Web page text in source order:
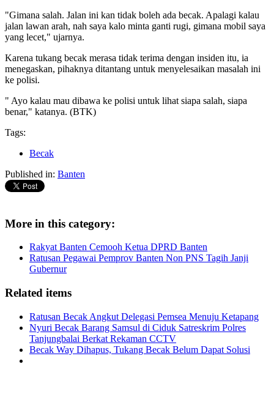
"Gimana salah. Jalan ini kan tidak boleh ada becak. Apalagi kalau
jalan lawan arah, nah saya kalo minta ganti rugi, gimana mobil saya
yang lecet," ujarnya.
Karena tukang becak merasa tidak terima dengan insiden itu, ia
menegaskan, pihaknya ditantang untuk menyelesaikan masalah ini
ke polisi.
" Ayo kalau mau dibawa ke polisi untuk lihat siapa salah, siapa
benar," katanya. (BTK)
Tags:
Becak
Published in: Banten
More in this category:
Rakyat Banten Cemooh Ketua DPRD Banten
Ratusan Pegawai Pemprov Banten Non PNS Tagih Janji
Gubernur
Related items
Ratusan Becak Angkut Delegasi Pemsea Menuju Ketapang
Nyuri Becak Barang Samsul di Ciduk Satreskrim Polres
Tanjungbalai Berkat Rekaman CCTV
Becak Way Dihapus, Tukang Becak Belum Dapat Solusi